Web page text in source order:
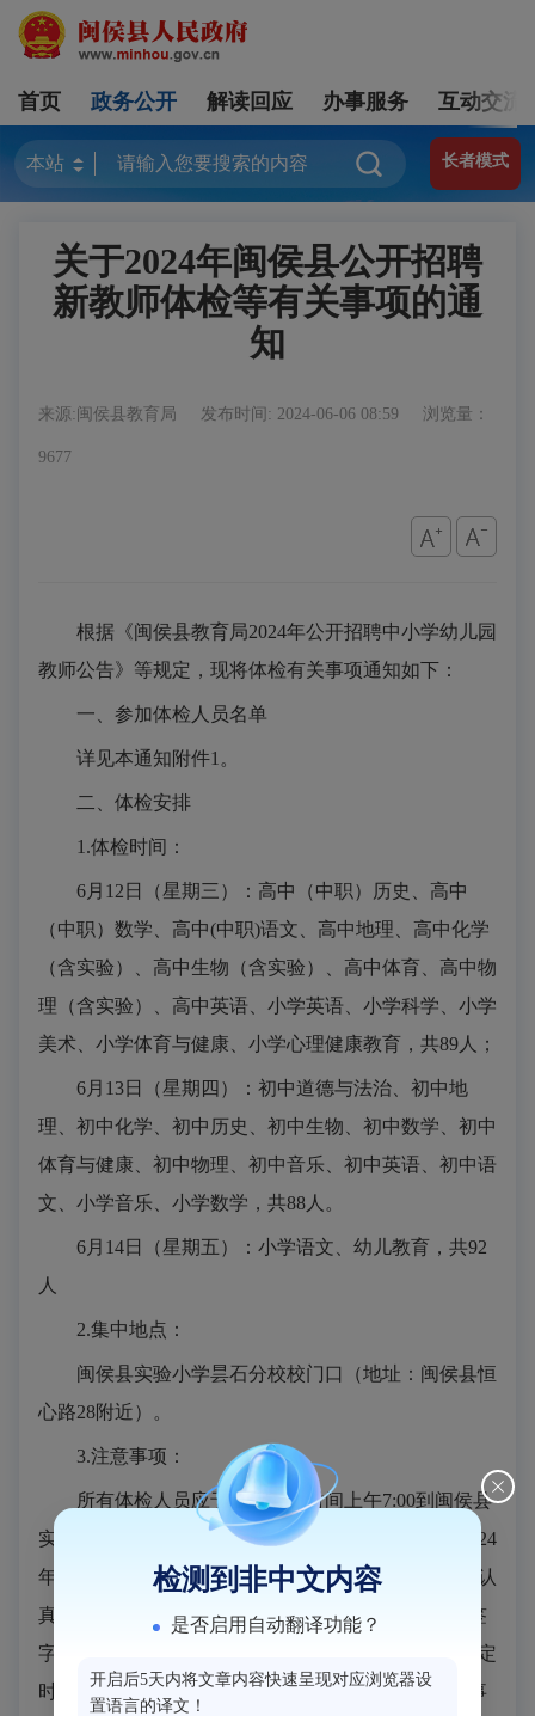
首页 政务公开 解读回应 办事服务 互动交流
长者模式
关于2024年闽侯县公开招聘
新教师体检等有关事项的通
知
来源:闽侯县教育局 发布时间: 2024-06-06 08:59 浏览量：
9677
根据《闽侯县教育局2024年公开招聘中小学幼儿园
教师公告》等规定，现将体检有关事项通知如下：
一、参加体检人员名单
详见本通知附件1。
二、体检安排
1.体检时间：
6月12日（星期三）：高中（中职）历史、高中
（中职）数学、高中(中职)语文、高中地理、高中化学
（含实验）、高中生物（含实验）、高中体育、高中物
理（含实验）、高中英语、小学英语、小学科学、小学
美术、小学体育与健康、小学心理健康教育，共89人；
6月13日（星期四）：初中道德与法治、初中地
理、初中化学、初中历史、初中生物、初中数学、初中
体育与健康、初中物理、初中音乐、初中英语、初中语
文、小学音乐、小学数学，共88人。
6月14日（星期五）：小学语文、幼儿教育，共92
人
2.集中地点：
闽侯县实验小学昙石分校校门口（地址：闽侯县恒
心路28附近）。
3.注意事项：
所有体检人员应于体检规定时间上午7:00到闽侯县
实验小学昙石分校集中后参加体检（注意：已参加2024
年上半年教师资格认定的人员也必须参加体检）。请认
真阅读附件2《体检须知》，并双面打印一式两份，签
字后于体检当天上交一份。若因怀孕等原因不能按规定
时间参加体检的，应于2024年6月13日上午到我局人事
检测到非中文内容
是否启用自动翻译功能？
开启后5天内将文章内容快速呈现对应浏览器设
置语言的译文！